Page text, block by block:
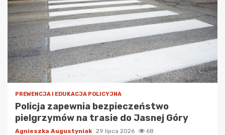
PREWENCJA I EDUKACJA POLICYJNA
Policja zapewnia bezpieczeństwo
pielgrzymów na trasie do Jasnej Góry
Agnieszka Augustyniak 29 lipca 2026 68